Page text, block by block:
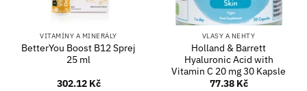
VITAMÍNY A MINERÁLY
BetterYou Boost B12 Sprej
25 ml
302.12 Kč
VLASY A NEHTY
Holland & Barrett
Hyaluronic Acid with
Vitamin C 20 mg 30 Kapsle
77.38 Kč